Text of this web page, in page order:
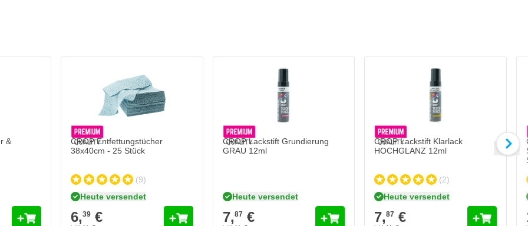
dass die Farbe gut deckt.
und der Schichtdicke
Nitrilhandschuhe zu tragen.
schützen, da es sie lange
Klarlack.
wie saurem
Diesel und anderen
&
CROP Entfettungstücher
38x40cm - 25 Stück
(9)
Heute versendet
6,39 €
CROP Lackstift Grundierung
GRAU 12ml
Heute versendet
7,87€
CROP Lackstift Klarlack
HOCHGLANZ 12ml
(2)
Heute versendet
7,87 €